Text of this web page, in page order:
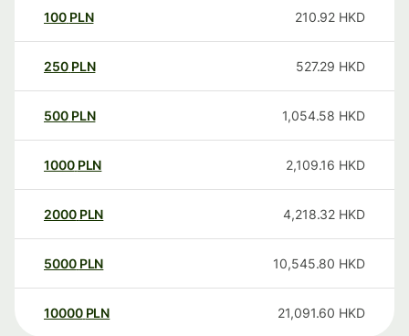
100 PLN 210.92 HKD
250 PLN 527.29 HKD
500 PLN 1,054.58 HKD
1000 PLN 2,109.16 HKD
2000 PLN 4,218.32 HKD
5000 PLN 10,545.80 HKD
10000 PLN 21,091.60 HKD